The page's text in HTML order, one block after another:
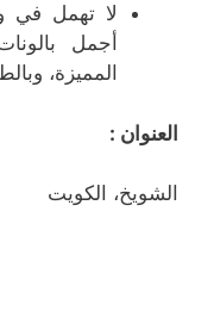
لا تهمل في
أجمل
المميزة،
العنوان :
الشويخ، الكويت